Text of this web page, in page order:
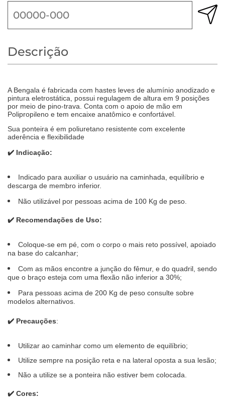
Descrição
A Bengala é fabricada com hastes leves de alumínio anodizado e
pintura eletrostática, possui regulagem de altura em 9 posições
por meio de pino-trava. Conta com o apoio de mão em
Polipropileno e tem encaixe anatômico e confortável.
Sua ponteira é em poliuretano resistente com excelente
aderência e flexibilidade
✔️ Indicação:
Indicado para auxiliar o usuário na caminhada, equilíbrio e
descarga de membro inferior.
Não utilizável por pessoas acima de 100 Kg de peso.
✔️ Recomendações de Uso:
Coloque-se em pé, com o corpo o mais reto possível, apoiado
na base do calcanhar;
Com as mãos encontre a junção do fêmur, e do quadril, sendo
que o braço esteja com uma flexão não inferior a 30%;
Para pessoas acima de 200 Kg de peso consulte sobre
modelos alternativos.
✔️ Precauções:
Utilizar ao caminhar como um elemento de equilíbrio;
Utilize sempre na posição reta e na lateral oposta a sua lesão;
Não a utilize se a ponteira não estiver bem colocada.
✔️ Cores: